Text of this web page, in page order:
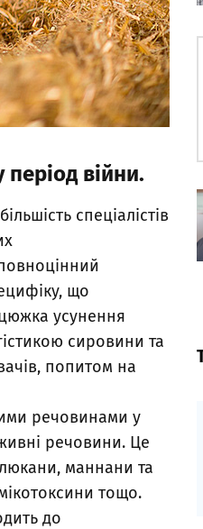
війни.
спеціалістів
що
усунення
сировини та
попитом на
речовинами у
речовини. Це
маннани та
мікотоксини тощо.
до